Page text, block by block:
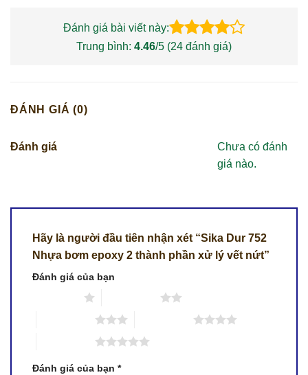
Đánh giá bài viết này:
Trung bình: 4.46/5 (24 đánh giá)
ĐÁNH GIÁ (0)
Đánh giá
Chưa có đánh
giá nào.
Hãy là người đầu tiên nhận xét “Sika Dur 752
Nhựa bơm epoxy 2 thành phần xử lý vết nứt”
Đánh giá của bạn
Đánh giá của bạn *